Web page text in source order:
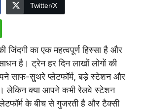
Twitter/X
जिंदगी का एक महत्वपूर्ण हिस्सा है और
है। ट्रेन हर दिन लाखों लोगों की
साफ-सुथरे प्लेटफॉर्म, बड़े स्टेशन और
लेकिन क्या आपने कभी रेलवे स्टेशन
के बीच से गुजरती है और टैक्सी